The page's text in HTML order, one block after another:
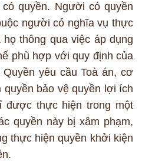
quyền. Người có quyền
người có nghĩa vụ thực
thông qua việc áp dụng
phù hợp với quy định của
yêu cầu Toà án, cơ
bảo vệ quyền lợi ích
được thực hiện trong một
quyền này bị xâm phạm,
thực hiện quyền khởi kiện